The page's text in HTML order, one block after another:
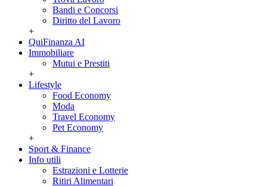
Bandi e Concorsi
Diritto del Lavoro
+
QuiFinanza AI
Immobiliare
Mutui e Prestiti
+
Lifestyle
Food Economy
Moda
Travel Economy
Pet Economy
+
Sport & Finance
Info utili
Estrazioni e Lotterie
Ritiri Alimentari